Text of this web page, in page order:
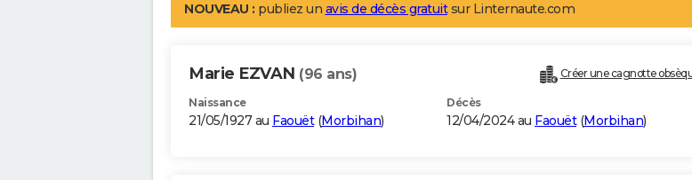
NOUVEAU : publiez un avis de décès gratuitsur Linternaute.com
Marie EZVAN (96 ans) Créer une cagnotte
Naissance
21/05/1927 au Faouët(Morbihan)
Décès
12/04/2024 au Faouët(Morbihan)